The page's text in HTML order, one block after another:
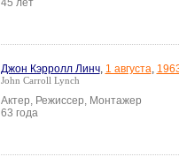
45 лет
Джон Кэрролл Линч, 1 августа,
John Carroll Lynch
Актер, Режиссер, Монтажер
63 года